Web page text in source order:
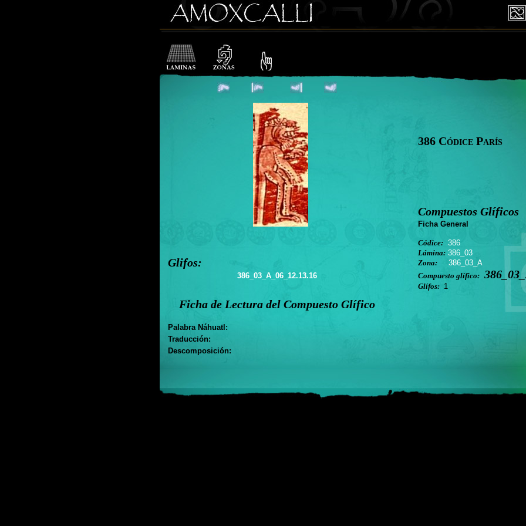
Glifos:
386_03_A_06_12.13.16
Ficha de Lectura del Compuesto Glífico
Palabra Náhuatl:
Traducción:
Descomposición:
386 Códice París
Compuestos Glíficos
Ficha General
Códice: 386
Lámina: 386_03
Zona:
386_03_A
Compuesto glífico:
Glífos: 1